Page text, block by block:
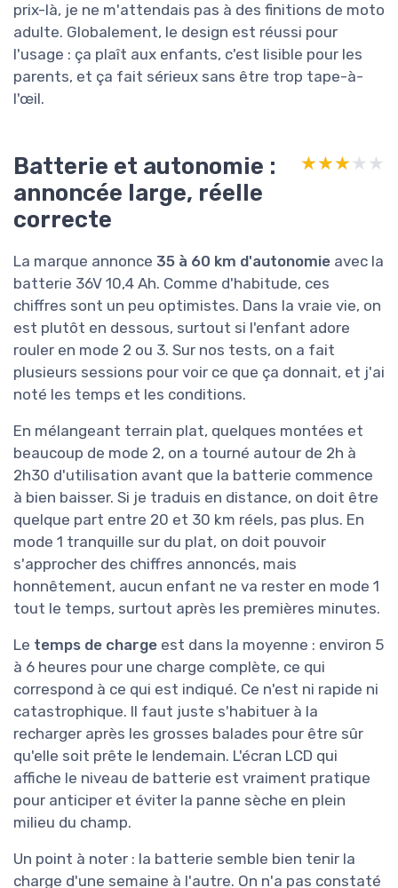
prix-là, je ne m'attendais pas à des finitions de moto
adulte. Globalement, le design est réussi pour
l'usage : ça plaît aux enfants, c'est lisible pour les
parents, et ça fait sérieux sans être trop tape-à-
l'œil.
Batterie et autonomie :
annoncée large, réelle
correcte
★★★★★
★★★★★
La marque annonce 35 à 60 km d'autonomie avec la
batterie 36V 10,4 Ah. Comme d'habitude, ces
chiffres sont un peu optimistes. Dans la vraie vie, on
est plutôt en dessous, surtout si l'enfant adore
rouler en mode 2 ou 3. Sur nos tests, on a fait
plusieurs sessions pour voir ce que ça donnait, et j'ai
noté les temps et les conditions.
En mélangeant terrain plat, quelques montées et
beaucoup de mode 2, on a tourné autour de 2h à
2h30 d'utilisation avant que la batterie commence
à bien baisser. Si je traduis en distance, on doit être
quelque part entre 20 et 30 km réels, pas plus. En
mode 1 tranquille sur du plat, on doit pouvoir
s'approcher des chiffres annoncés, mais
honnêtement, aucun enfant ne va rester en mode 1
tout le temps, surtout après les premières minutes.
Le temps de charge est dans la moyenne : environ 5
à 6 heures pour une charge complète, ce qui
correspond à ce qui est indiqué. Ce n'est ni rapide ni
catastrophique. Il faut juste s'habituer à la
recharger après les grosses balades pour être sûr
qu'elle soit prête le lendemain. L'écran LCD qui
affiche le niveau de batterie est vraiment pratique
pour anticiper et éviter la panne sèche en plein
milieu du champ.
Un point à noter : la batterie semble bien tenir la
charge d'une semaine à l'autre. On n'a pas constaté